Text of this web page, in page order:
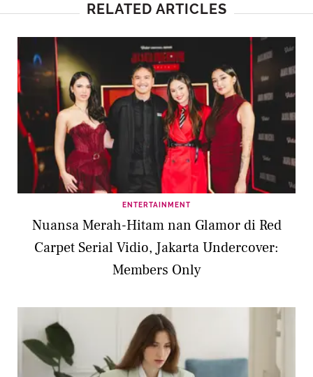
RELATED ARTICLES
ENTERTAINMENT
Nuansa Merah-Hitam nan Glamor di Red
Carpet Serial Vidio, Jakarta Undercover:
Members Only